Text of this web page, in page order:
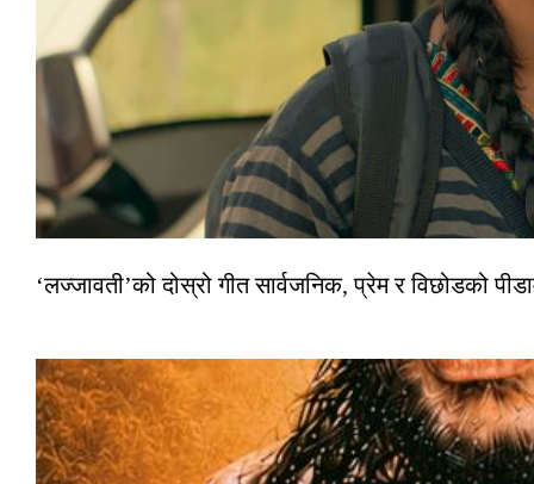
‘लज्जावती’को दोस्रो गीत सार्वजनिक, प्रेम र विछोडको